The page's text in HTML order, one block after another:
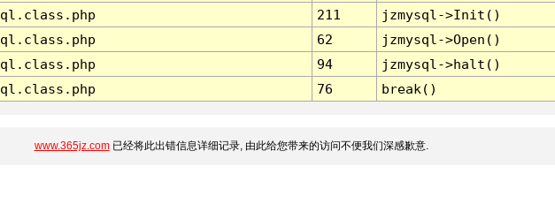
211
jzmysql->Init()
62
jzmysql->Open()
94
jzmysql->halt()
76 break()
www.365jz.com已经将此出错信息详细记录, 由此给您带来的访问不便我们深感歉意.